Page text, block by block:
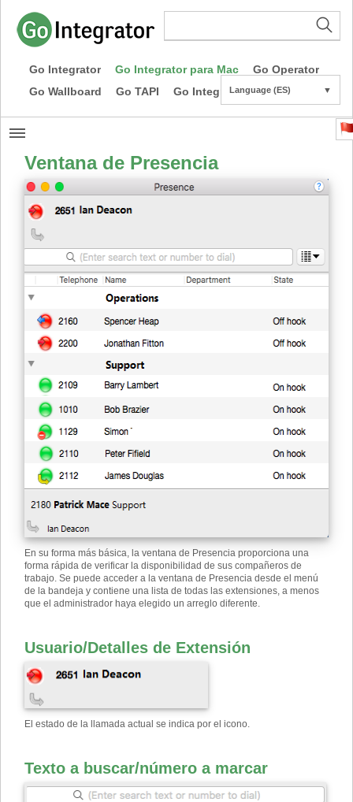
Go Integrator Go Integrator para Mac
Go Operator
Go Wallboard
Go TAPI Go Integrator CE
Language (ES) ▼
Ventana de Presencia
En su forma más básica, la ventana de Presencia proporciona una
forma rápida de verificar la disponibilidad de sus compañeros de
trabajo. Se puede acceder a la ventana de Presencia desde el menú
de la bandeja y contiene una lista de todas las extensiones, a menos
que el administrador haya elegido un arreglo diferente.
Usuario/Detalles de Extensión
El estado de la llamada actual se indica por el icono.
Texto a buscar/número a marcar